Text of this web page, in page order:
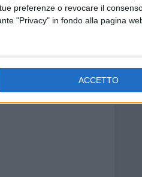
preferenze o revocare il
"Privacy" in fondo alla pagina
ACCETTO